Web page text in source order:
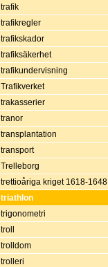
trafik
trafikregler
trafikskador
trafiksäkerhet
trafikundervisning
Trafikverket
trakasserier
tranor
transplantation
transport
Trelleborg
trettioåriga kriget 1618-1648
triathlon
trigonometri
troll
trolldom
trolleri